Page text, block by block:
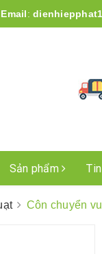
Email:
Sản phẩm
Côn chuyển